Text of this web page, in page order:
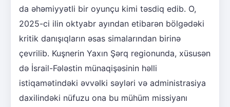
da əhəmiyyətli bir oyunçu kimi təsdiq edib. O,
2025-ci ilin oktyabr ayından etibarən bölgədəki
kritik danışıqların əsas simalarından birinə
çevrilib. Kuşnerin Yaxın Şərq regionunda, xüsusən
də İsrail-Fələstin münaqişəsinin həlli
istiqamətindəki əvvəlki səyləri və administrasiya
daxilindəki nüfuzu ona bu mühüm missiyanı